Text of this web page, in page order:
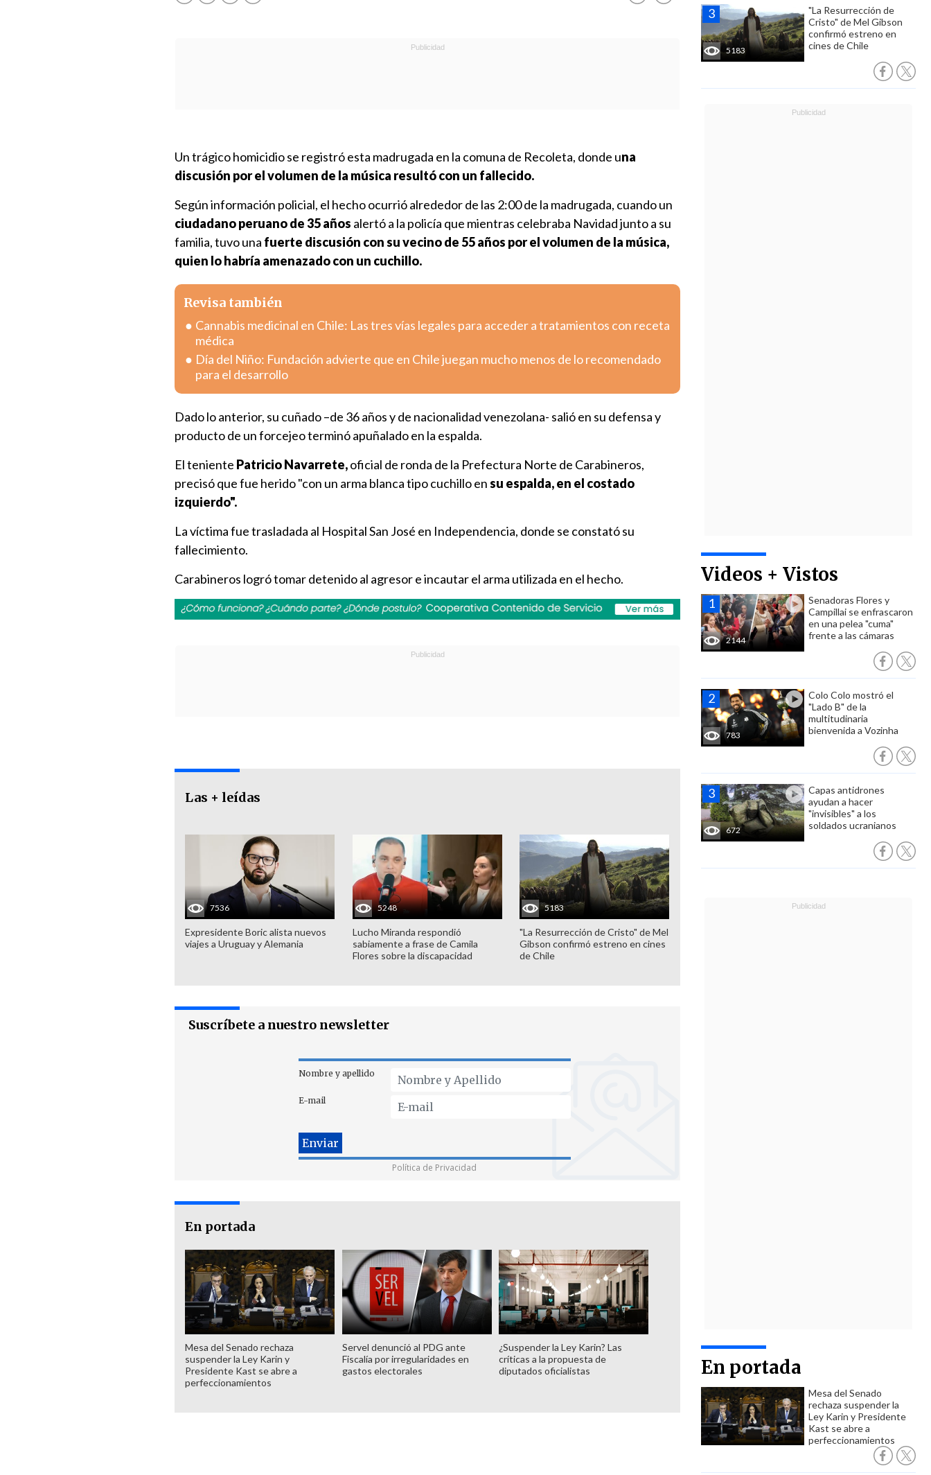
5183
"La Resurrección de
Cristo" de Mel Gibson
confirmó estreno en
cines de Chile
Videos + Vistos
2144
Senadoras Flores y
Campillai se enfrascaron
en una pelea "cuma"
frente a las cámaras
783
Colo Colo mostró el
"Lado B" de la
multitudinaria
bienvenida a Vozinha
672
Capas antidrones
ayudan a hacer
"invisibles" a los
soldados ucranianos
En portada
Mesa del Senado
rechaza suspender la
Ley Karin y Presidente
Kast se abre a
perfeccionamientos
Un trágico homicidio se registró esta madrugada en la comuna de Recoleta, donde una
discusión por el volumen de la música resultó con un fallecido.
Según información policial, el hecho ocurrió alrededor de las 2:00 de la madrugada, cuando un
ciudadano peruano de 35 años alertó a la policía que mientras celebraba Navidad junto a su
familia, tuvo una fuerte discusión con su vecino de 55 años por el volumen de la música,
quien lo habría amenazado con un cuchillo.
Revisa también
Cannabis medicinal en Chile: Las tres vías legales para acceder a tratamientos con receta
médica
Día del Niño: Fundación advierte que en Chile juegan mucho menos de lo recomendado
para el desarrollo
Dado lo anterior, su cuñado –de 36 años y de nacionalidad venezolana- salió en su defensa y
producto de un forcejeo terminó apuñalado en la espalda.
El teniente Patricio Navarrete,oficial de ronda de la Prefectura Norte de Carabineros,
precisó que fue herido "con un arma blanca tipo cuchillo ensu espalda, en el costado
izquierdo".
La víctima fue trasladada al Hospital San José en Independencia, donde se constató su
fallecimiento.
Carabineros logró tomar detenido al agresor e incautar el arma utilizada en el hecho.
Las + leídas
7536
Expresidente Boric alista nuevos
viajes a Uruguay y Alemania
5248
Lucho Miranda respondió
sabiamente a frase de Camila
Flores sobre la discapacidad
5183
"La Resurrección de Cristo" de Mel
Gibson confirmó estreno en cines
de Chile
Suscríbete a nuestro newsletter
Nombre y apellido
E-mail
Política de Privacidad
En portada
Mesa del Senado rechaza
suspender la Ley Karin y
Presidente Kast se abre a
perfeccionamientos
Servel denunció al PDG ante
Fiscalía por irregularidades en
gastos electorales
¿Suspender la Ley Karin? Las
críticas a la propuesta de
diputados oficialistas